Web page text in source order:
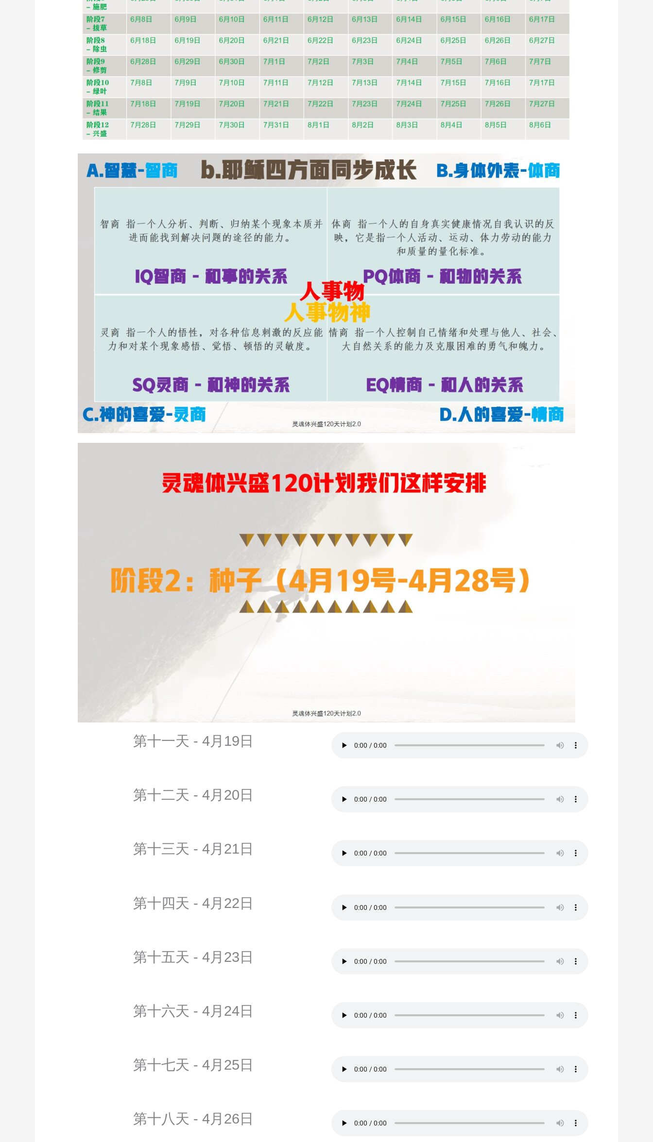
第十一天 - 4月19日
第十二天 - 4月20日
第十三天 - 4月21日
第十四天 - 4月22日
第十五天 - 4月23日
第十六天 - 4月24日
第十七天 - 4月25日
第十八天 - 4月26日